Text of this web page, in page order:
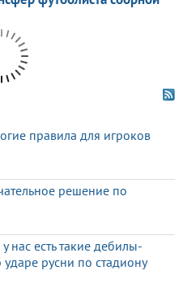
правила для игроков
решение по
есть такие дебилы-
русни по стадиону